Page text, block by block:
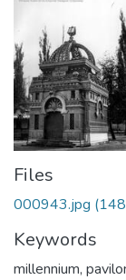
Files
000943.jpg
Keywords
millennium,